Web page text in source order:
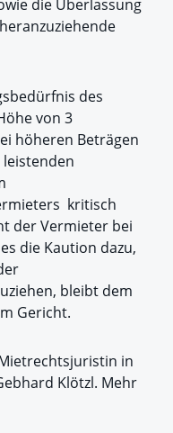
die Überlassung
des
von 3
höheren Beträgen
kritisch
der Vermieter bei
die Kaution dazu,
bleibt dem
Gericht.
in
Klötzl. Mehr